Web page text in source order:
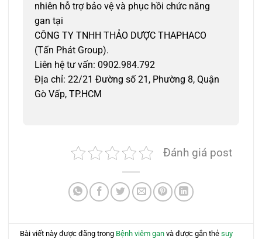
nhiên hỗ trợ bảo vệ và phục hồi chức năng
gan tại
CÔNG TY TNHH THẢO DƯỢC THAPHACO
(Tấn Phát Group).
Liên hệ tư vấn: 0902.984.792
Địa chỉ: 22/21 Đường số 21, Phường 8, Quận
Gò Vấp, TP.HCM
Đánh giá post
Bài viết này được đăng trong Bệnh viêm gan và được gắn thẻsuy